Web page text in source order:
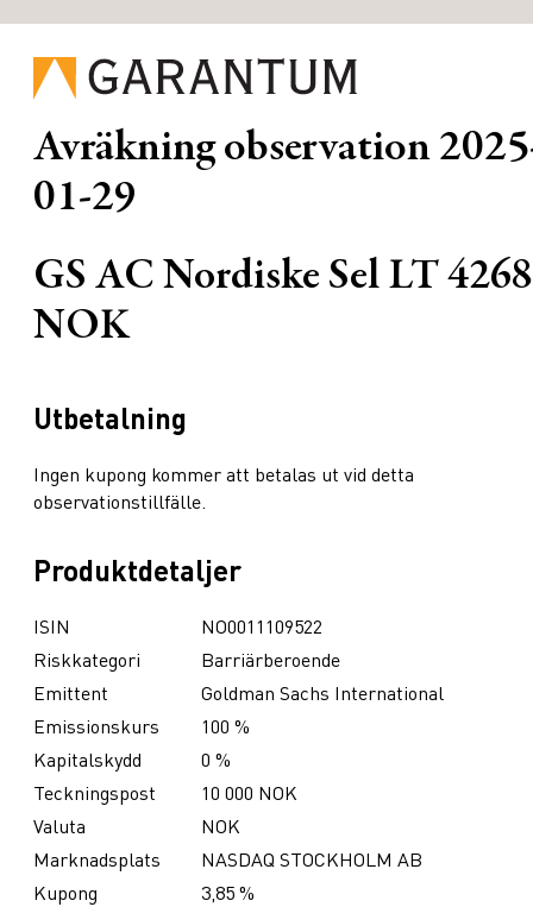
Avräkning observation
01-29
GS AC Nordiske Sel LT 4268
NOK
Utbetalning
Ingen kupong kommer att betalas ut vid detta
observationstillfälle.
Produktdetaljer
ISIN
NO0011109522
Riskkategori
Barriärberoende
Emittent
Goldman Sachs International
Emissionskurs
100 %
Kapitalskydd
0 %
Teckningspost
10 000 NOK
Valuta
NOK
Marknadsplats
NASDAQ STOCKHOLM AB
Kupong
3,85 %